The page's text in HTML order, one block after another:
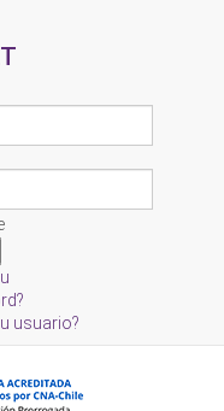
usuario?